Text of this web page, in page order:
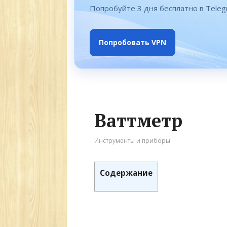
Попробуйте 3 дня бесплатно в
Попробовать VPN
Ваттметр
Инструменты и приборы
Содержание